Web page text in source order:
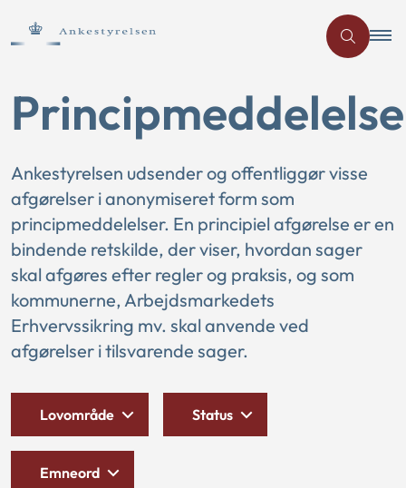
Ankestyrelsen udsender og offentliggør visse
afgørelser i anonymiseret form som
principmeddelelser. En principiel afgørelse er en
bindende retskilde, der viser, hvordan sager
skal afgøres efter regler og praksis, og som
kommunerne, Arbejdsmarkedets
Erhvervssikring mv. skal anvende ved
afgørelser i tilsvarende sager.
Lovområde Status
Emneord